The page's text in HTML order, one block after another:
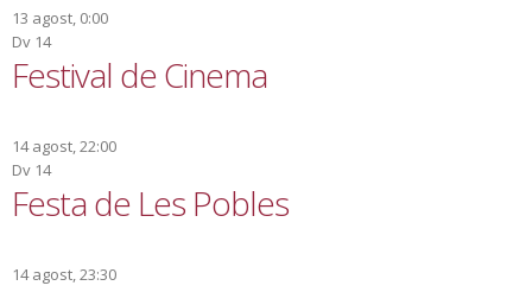
13 agost, 0:00
Dv 14
Festival de Cinema
14 agost, 22:00
Dv 14
Festa de Les Pobles
14 agost, 23:30